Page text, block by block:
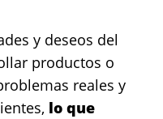
y deseos del
productos o
reales y
lo que